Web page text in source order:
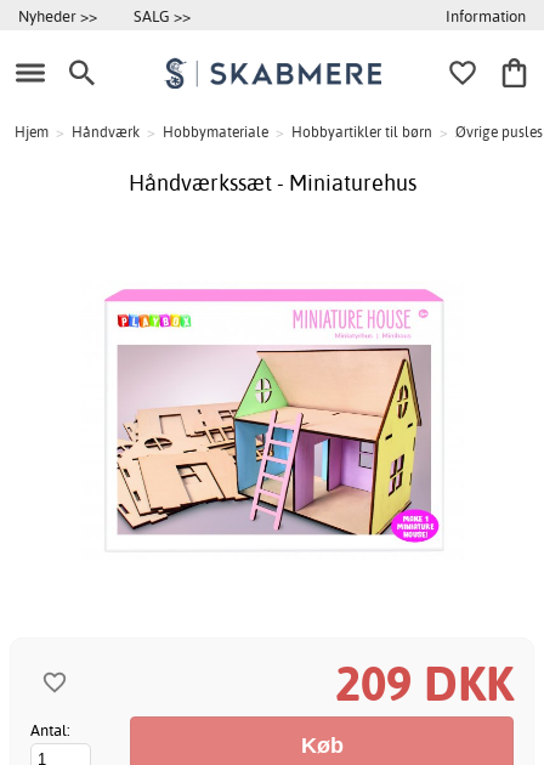
Nyheder >> SALG >> Information
Hjem > Håndværk > Hobbymateriale > Hobbyartikler til børn > Øvrige
Håndværkssæt - Miniaturehus
209 DKK
Antal: